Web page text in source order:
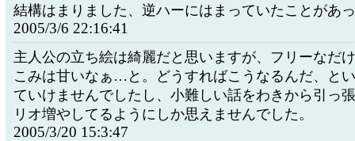
結構はまりました、逆ハーにはまっていたことがあ
2005/3/6 22:16:41
主人公の立ち絵は綺麗だと思いますが、フリーなだ
こみは甘いなぁ…と。どうすればこうなるんだ、と
ていけませんでしたし、小難しい話をわきから引っ
リオ増やしてるようにしか思えませんでした。
2005/3/20 15:3:47